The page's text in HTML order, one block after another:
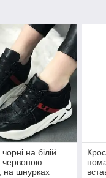
на білій
червоною
на шнурках